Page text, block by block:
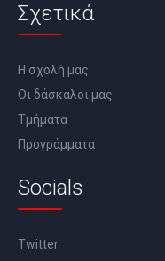
Σχετικά
Η σχολή μας
Οι δάσκαλοι μας
Τμήματα
Προγράμματα
Socials
Twitter